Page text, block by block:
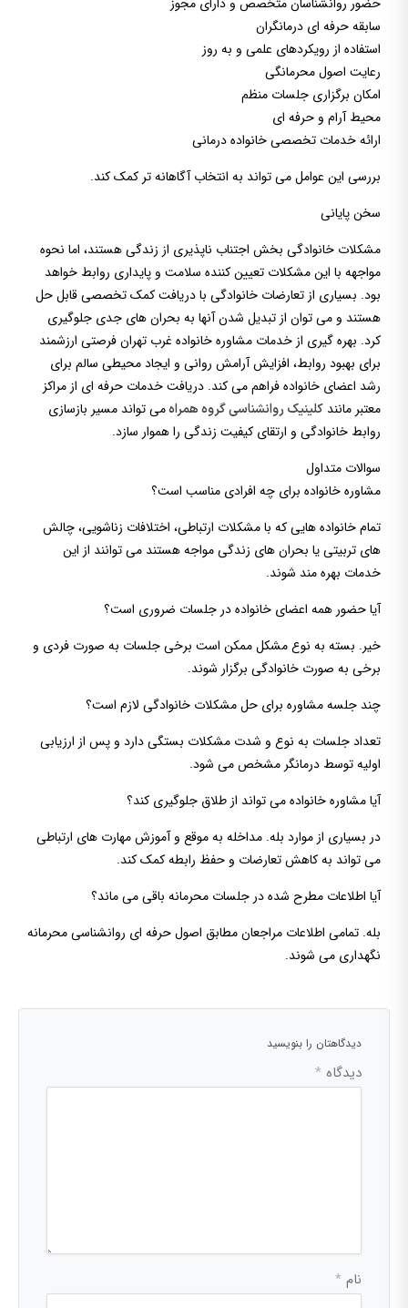
سابقه حرفه ای درمانگران
استفاده از رویکردهای علمی و به روز
رعایت اصول محرمانگی
امکان برگزاری جلسات منظم
محیط آرام و حرفه ای
ارائه خدمات تخصصی خانواده درمانی
بررسی این عوامل می تواند به انتخاب آگاهانه تر کمک کند.
سخن پایانی
مشکلات خانوادگی بخش اجتناب ناپذیری از زندگی هستند، اما نحوه
مواجهه با این مشکلات تعیین کننده سلامت و پایداری روابط خواهد
بود. بسیاری از تعارضات خانوادگی با دریافت کمک تخصصی قابل حل
هستند و می توان از تبدیل شدن آنها به بحران های جدی جلوگیری
کرد. بهره گیری از خدمات مشاوره خانواده غرب تهران فرصتی ارزشمند
برای بهبود روابط، افزایش آرامش روانی و ایجاد محیطی سالم برای
رشد اعضای خانواده فراهم می کند. دریافت خدمات حرفه ای از مراکز
معتبر مانند کلینیک روانشناسی گروه همراهمی تواند مسیر بازسازی
روابط خانوادگی و ارتقای کیفیت زندگی را هموار سازد.
سوالات متداول
مشاوره خانواده برای چه افرادی مناسب است؟
تمام خانواده هایی که با مشکلات ارتباطی، اختلافات زناشویی، چالش
های تربیتی یا بحران های زندگی مواجه هستند می توانند از این
خدمات بهره مند شوند.
آیا حضور همه اعضای خانواده در جلسات ضروری است؟
خیر. بسته به نوع مشکل ممکن است برخی جلسات به صورت فردی و
برخی به صورت خانوادگی برگزار شوند.
چند جلسه مشاوره برای حل مشکلات خانوادگی لازم است؟
تعداد جلسات به نوع و شدت مشکلات بستگی دارد و پس از ارزیابی
اولیه توسط درمانگر مشخص می شود.
آیا مشاوره خانواده می تواند از طلاق جلوگیری کند؟
در بسیاری از موارد بله. مداخله به موقع و آموزش مهارت های ارتباطی
می تواند به کاهش تعارضات و حفظ رابطه کمک کند.
آیا اطلاعات مطرح شده در جلسات محرمانه باقی می ماند؟
بله. تمامی اطلاعات مراجعان مطابق اصول حرفه ای روانشناسی محرمانه
نگهداری می شوند.
دیدگاهتان را بنویسید
دیدگاه *
نام *